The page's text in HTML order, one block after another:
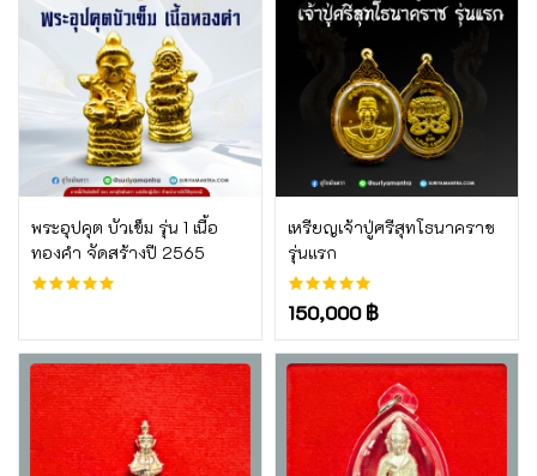
พระอุปคุต บัวเข็ม รุ่น 1 เนื้อ
ทองคำ จัดสร้างปี 2565
บูชา
เหรียญเจ้าปู่ศรีสุทโธนาคราช
รุ่นแรก
150,000 ฿
บูชา